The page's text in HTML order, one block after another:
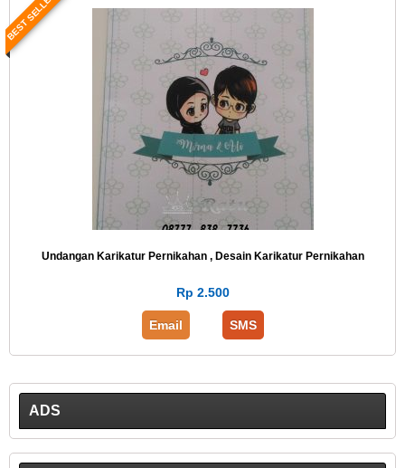
BEST SELLER
Undangan Karikatur Pernikahan , Desain Karikatur Pernikahan
Rp 2.500
Email SMS
ADS